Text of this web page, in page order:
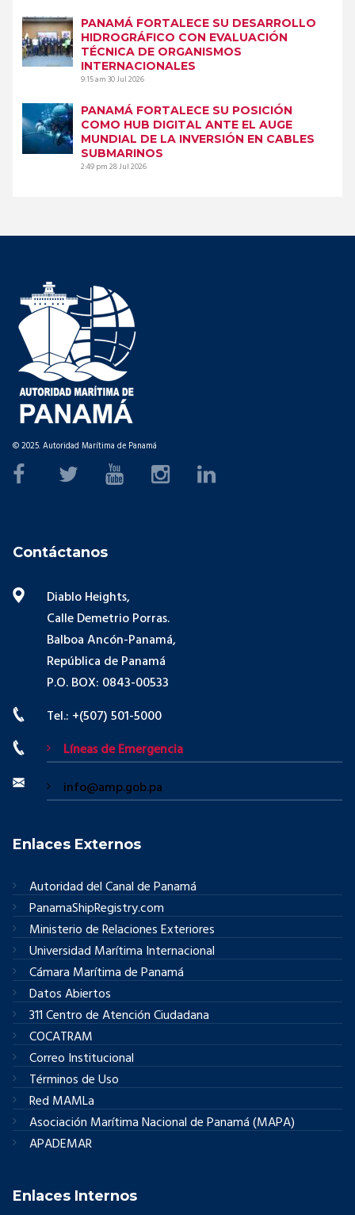
PANAMÁ FORTALECE SU DESARROLLO
HIDROGRÁFICO CON EVALUACIÓN
TÉCNICA DE ORGANISMOS
INTERNACIONALES
9:15 am30 Jul 2026
PANAMÁ FORTALECE SU POSICIÓN
COMO HUB DIGITAL ANTE EL AUGE
MUNDIAL DE LA INVERSIÓN EN CABLES
SUBMARINOS
2:49 pm28 Jul 2026
© 2025. Autoridad Marítima de Panamá
Contáctanos
Diablo Heights,
Calle Demetrio Porras.
Balboa Ancón-Panamá,
República de Panamá
P.O. BOX: 0843-00533
Tel.: +(507) 501-5000
Líneas de Emergencia
info@amp.gob.pa
Enlaces Externos
Autoridad del Canal de Panamá
PanamaShipRegistry.com
Ministerio de Relaciones Exteriores
Universidad Marítima Internacional
Cámara Marítima de Panamá
Datos Abiertos
311 Centro de Atención Ciudadana
COCATRAM
Correo Institucional
Términos de Uso
Red MAMLa
Asociación Marítima Nacional de Panamá (MAPA)
APADEMAR
Enlaces Internos